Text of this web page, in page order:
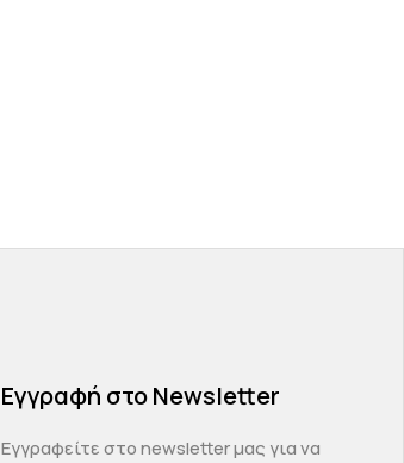
Εγγραφή στο Newsletter
Εγγραφείτε στο newsletter μας για να